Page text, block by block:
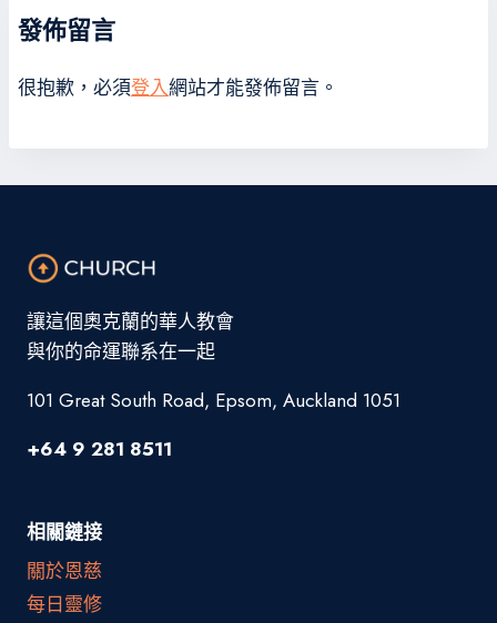
發佈留言
很抱歉，必須登入網站才能發佈留言。
讓這個奧克蘭的華人教會
與你的命運聯系在一起
101 Great South Road, Epsom, Auckland 1051
+64 9 281 8511
相關鏈接
關於恩慈
每日靈修